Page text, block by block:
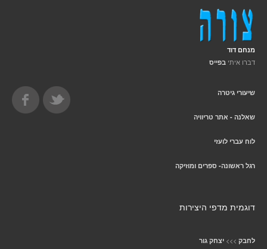
מנחם דוד
דברו איתי בפייס
שיעורי גיטרה
שאלנה - אתר טריוויה
לוח עברי לועזי
רגל ראשונה- ספרים ומוזיקה
דוגמית מדפי היצירות
לחבק >>> יצחק גור